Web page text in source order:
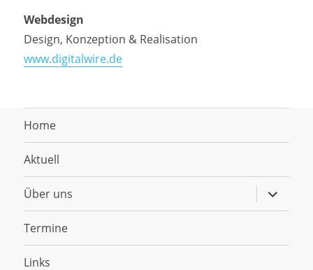
Webdesign
Design, Konzeption & Realisation
www.digitalwire.de
Home
Aktuell
Über uns anzeigen
Termine
Links